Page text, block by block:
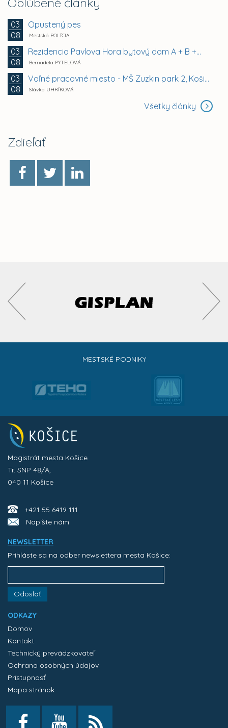
03
08
Opustený pes
Mestská POLÍCIA
03
08
Rezidencia Pavlova Hora bytový dom A + B +...
Bernadeta PYTELOVÁ
03
08
Voľné pracovné miesto - MŠ Zuzkin park 2, Košice -...
Slávka UHRÍKOVÁ
Všetky články
Zdieľať
MESTSKÉ PODNIKY
Magistrát mesta Košice
Tr. SNP 48/A,
040 11 Košice
+421 55 6419 111
Napíšte nám
NEWSLETTER
Prihláste sa na odber newslettera mesta Košice:
Odoslať
ODKAZY
Domov
Kontakt
Technický prevádzkovateľ
Ochrana osobných údajov
Prístupnosť
Mapa stránok